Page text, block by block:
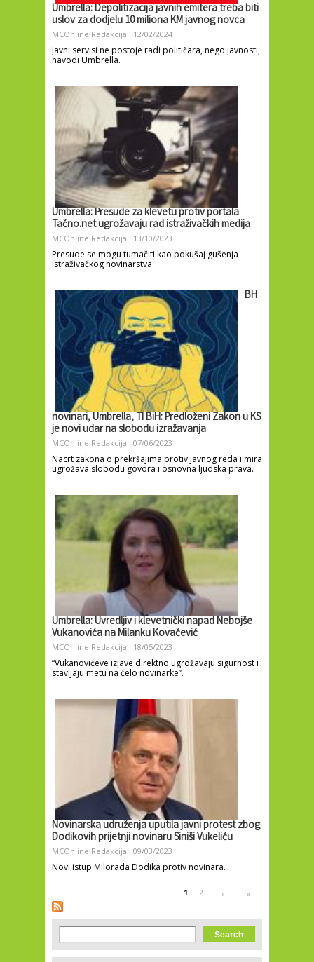
Umbrella: Depolitizacija javnih emitera treba biti
uslov za dodjelu 10 miliona KM javnog novca
MCOnline Redakcija 12/02/2024
Javni servisi ne postoje radi političara, nego javnosti,
navodi Umbrella.
Umbrella: Presude za klevetu protiv portala
Tačno.net ugrožavaju rad istraživačkih medija
MCOnline Redakcija 13/10/2023
Presude se mogu tumačiti kao pokušaj gušenja
istraživačkog novinarstva.
BH
novinari, Umbrella, TI BiH: Predloženi Zakon u KS
je novi udar na slobodu izražavanja
MCOnline Redakcija 07/06/2023
Nacrt zakona o prekršajima protiv javnog reda i mira
ugrožava slobodu govora i osnovna ljudska prava.
Umbrella: Uvredljiv i klevetnički napad Nebojše
Vukanovića na Milanku Kovačević
MCOnline Redakcija 18/05/2023
“Vukanovićeve izjave direktno ugrožavaju sigurnost i
stavljaju metu na čelo novinarke”.
Novinarska udruženja uputila javni protest zbog
Dodikovih prijetnji novinaru Siniši Vukeliću
MCOnline Redakcija 09/03/2023
Novi istup Milorada Dodika protiv novinara.
Pages 1 2 › »
Search form
Search